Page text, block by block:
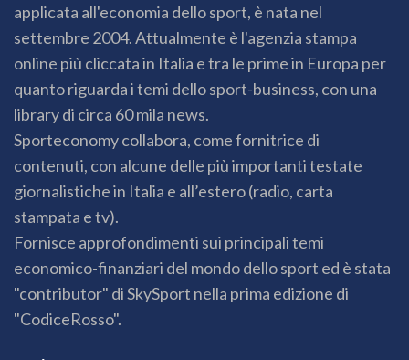
applicata all'economia dello sport, è nata nel
settembre 2004. Attualmente è l'agenzia stampa
online più cliccata in Italia e tra le prime in Europa per
quanto riguarda i temi dello sport-business, con una
library di circa 60 mila news.
Sporteconomy collabora, come fornitrice di
contenuti, con alcune delle più importanti testate
giornalistiche in Italia e all’estero (radio, carta
stampata e tv).
Fornisce approfondimenti sui principali temi
economico-finanziari del mondo dello sport ed è stata
"contributor" di SkySport nella prima edizione di
"CodiceRosso".